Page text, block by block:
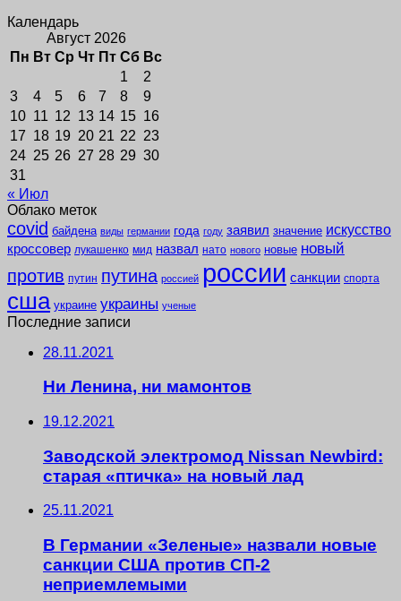
Календарь
Август 2026
Пн Вт Ср Чт Пт Сб Вс
1
2
3
4 5 6 7 8
9
10 11 12 13 14 15 16
17 18 19 20 21 22 23
24 25 26 27 28 29 30
31
« Июл
Облако меток
covid байдена виды германии года году заявил значение искусство
кроссовер лукашенко мид назвал нато нового новые новый
против путин путина россией россии санкции спорта
сша украине украины ученые
Последние записи
28.11.2021
Ни Ленина, ни мамонтов
19.12.2021
Заводской электромод Nissan Newbird:
старая «птичка» на новый лад
25.11.2021
В Германии «Зеленые» назвали новые
санкции США против СП-2
неприемлемыми